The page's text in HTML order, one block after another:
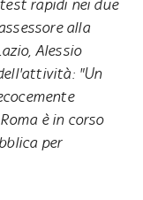
rapidi nei due
alla
Alessio
"Un
è in corso
per